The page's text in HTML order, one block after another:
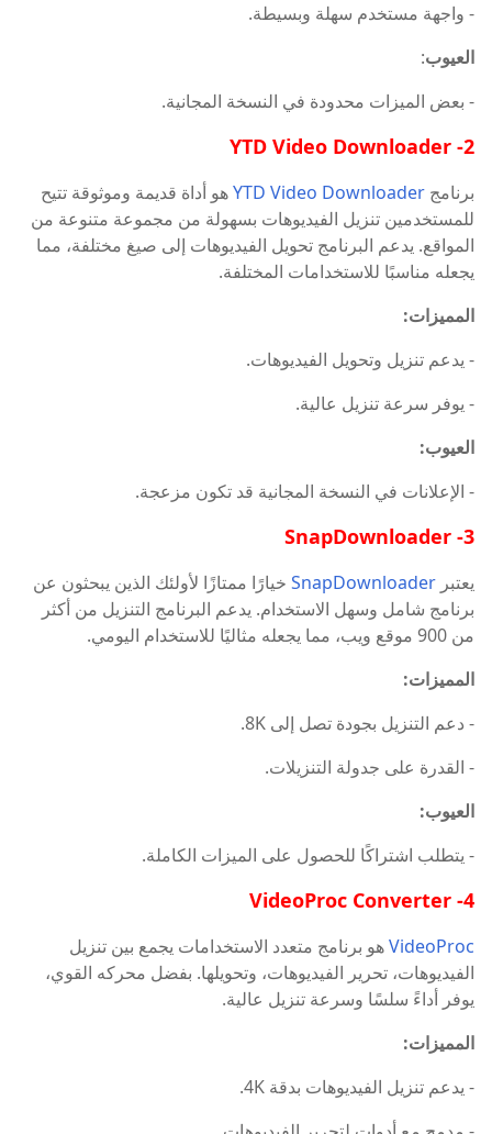
- واجهة مستخدم سهلة وبسيطة.
العيوب:
- بعض الميزات محدودة في النسخة المجانية.
2- YTD Video Downloader
برنامج YTD Video Downloaderهو أداة قديمة وموثوقة تتيح
للمستخدمين تنزيل الفيديوهات بسهولة من مجموعة متنوعة من
المواقع. يدعم البرنامج تحويل الفيديوهات إلى صيغ مختلفة، مما
يجعله مناسبًا للاستخدامات المختلفة.
المميزات:
- يدعم تنزيل وتحويل الفيديوهات.
- يوفر سرعة تنزيل عالية.
العيوب:
- الإعلانات في النسخة المجانية قد تكون مزعجة.
3- SnapDownloader
يعتبر SnapDownloader خيارًا ممتازًا لأولئك الذين يبحثون عن
برنامج شامل وسهل الاستخدام. يدعم البرنامج التنزيل من أكثر
من 900 موقع ويب، مما يجعله مثاليًا للاستخدام اليومي.
المميزات:
- دعم التنزيل بجودة تصل إلى 8K.
- القدرة على جدولة التنزيلات.
العيوب:
- يتطلب اشتراكًا للحصول على الميزات الكاملة.
4- VideoProc Converter
VideoProcهو برنامج متعدد الاستخدامات يجمع بين تنزيل
الفيديوهات، تحرير الفيديوهات، وتحويلها. بفضل محركه القوي،
يوفر أداءً سلسًا وسرعة تنزيل عالية.
المميزات:
- يدعم تنزيل الفيديوهات بدقة 4K.